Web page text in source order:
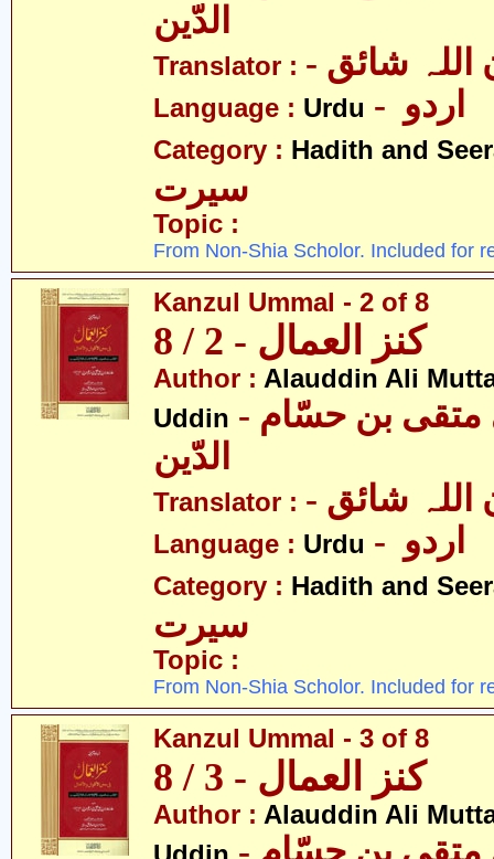
الدّین
Translator : اللہ شائق
Language : Urdu
Category : Hadith and
سیرت
Topic :
From Non-Shia Scholor. Included for
Kanzul Ummal - 2 of 8
کنز العمال - 2 / 8
Author : Alauddin Ali
Uddin - علاءالدین علی متقی بن حسّام
الدّین
Translator : اللہ شائق
Language : Urdu
Category : Hadith and
سیرت
Topic :
From Non-Shia Scholor. Included for
Kanzul Ummal - 3 of 8
کنز العمال - 3 / 8
Author : Alauddin Ali